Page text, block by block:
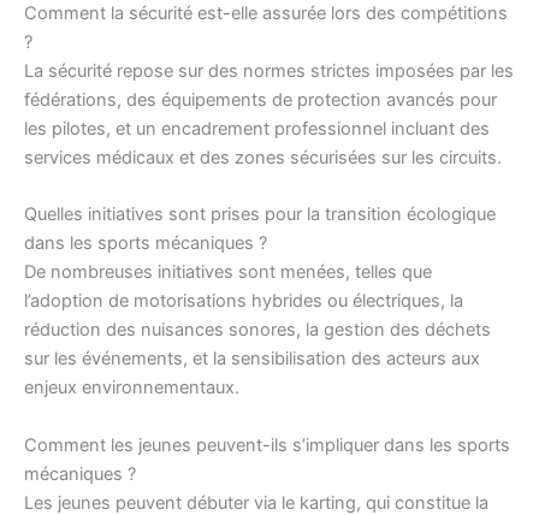
Comment la sécurité est-elle assurée lors des compétitions
?
La sécurité repose sur des normes strictes imposées par les
fédérations, des équipements de protection avancés pour
les pilotes, et un encadrement professionnel incluant des
services médicaux et des zones sécurisées sur les circuits.
Quelles initiatives sont prises pour la transition écologique
dans les sports mécaniques ?
De nombreuses initiatives sont menées, telles que
l’adoption de motorisations hybrides ou électriques, la
réduction des nuisances sonores, la gestion des déchets
sur les événements, et la sensibilisation des acteurs aux
enjeux environnementaux.
Comment les jeunes peuvent-ils s’impliquer dans les sports
mécaniques ?
Les jeunes peuvent débuter via le karting, qui constitue la